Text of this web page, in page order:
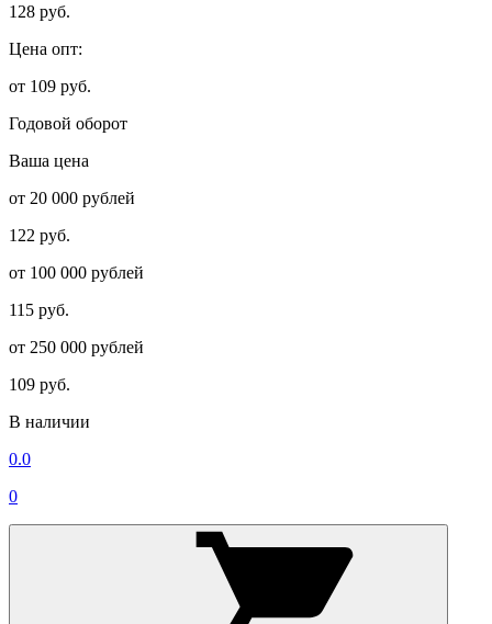
128 руб.
Цена опт:
от 109 руб.
Годовой оборот
Ваша цена
от 20 000 рублей
122 руб.
от 100 000 рублей
115 руб.
от 250 000 рублей
109 руб.
В наличии
0.0
0